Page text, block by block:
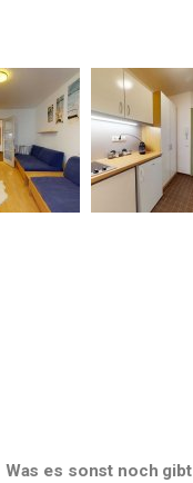
Was es sonst noch gibt